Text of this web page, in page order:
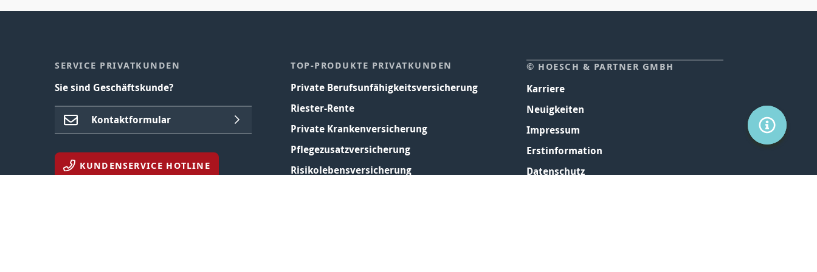
SERVICE PRIVATKUNDEN
Sie sind Geschäftskunde?
Kontaktformular
KUNDENSERVICE HOTLINE
TOP-PRODUKTE PRIVATKUNDEN
Private Berufsunfähigkeitsversicherung
Riester-Rente
Private Krankenversicherung
Pflegezusatzversicherung
Risikolebensversicherung
© HOESCH & PARTNER GMBH
Karriere
Neuigkeiten
Impressum
Erstinformation
Datenschutz
SERVICE